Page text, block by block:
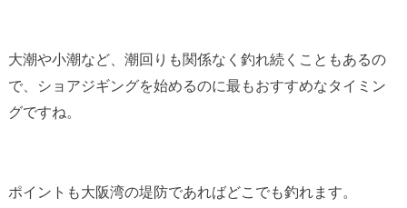
大潮や小潮など、潮回りも関係なく釣れ続くこともあるの
で、ショアジギングを始めるのに最もおすすめなタイミン
グですね。
ポイントも大阪湾の堤防であればどこでも釣れます。